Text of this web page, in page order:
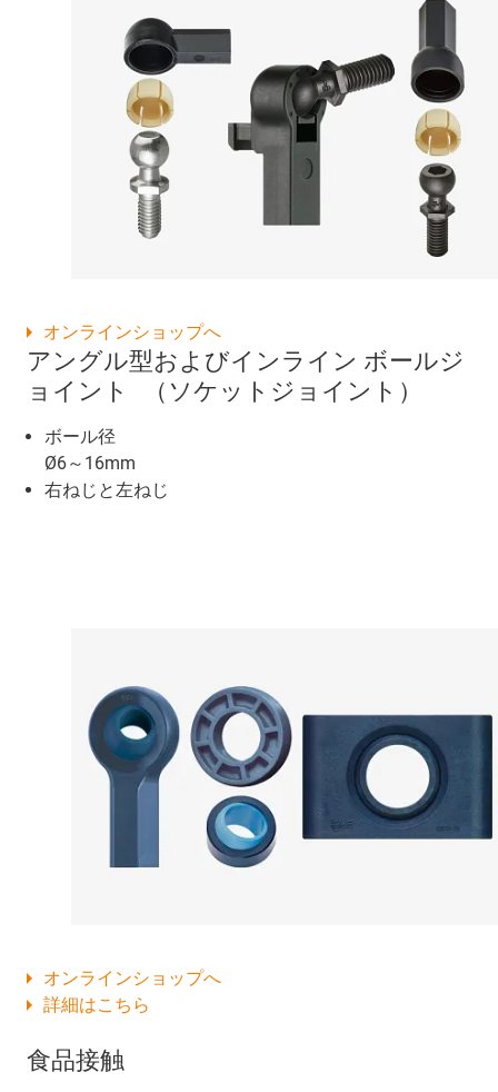
オンラインショップへ
アングル型およびインライン ボールジ
ョイント （ソケットジョイント）
ボール径
Ø6～16mm
右ねじと左ねじ
オンラインショップへ
詳細はこちら
食品接触